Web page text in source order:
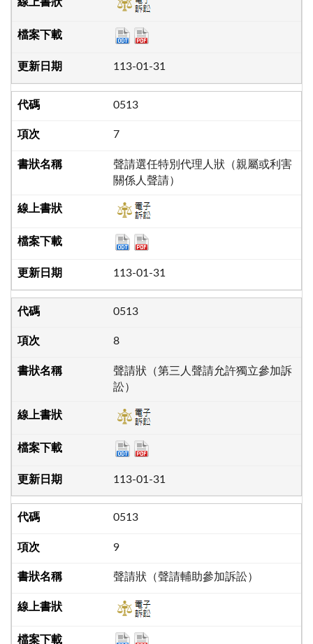
113-01-31
0513
7
聲請選任特別代理人狀（親屬或利害
關係人聲請）
113-01-31
0513
8
聲請狀（第三人聲請允許獨立參加訴
訟）
113-01-31
0513
9
聲請狀（聲請輔助參加訴訟）